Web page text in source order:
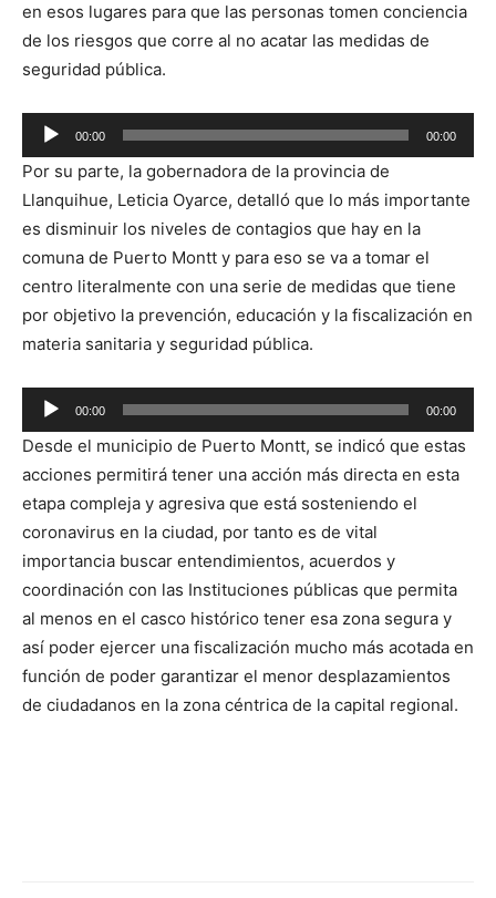
en esos lugares para que las personas tomen conciencia
de los riesgos que corre al no acatar las medidas de
seguridad pública.
Reproductor
de
audio
00:00 00:00
Por su parte, la gobernadora de la provincia de
Llanquihue, Leticia Oyarce, detalló que lo más importante
es disminuir los niveles de contagios que hay en la
comuna de Puerto Montt y para eso se va a tomar el
centro literalmente con una serie de medidas que tiene
por objetivo la prevención, educación y la fiscalización en
materia sanitaria y seguridad pública.
Reproductor
de
audio
00:00 00:00
Desde el municipio de Puerto Montt, se indicó que estas
acciones permitirá tener una acción más directa en esta
etapa compleja y agresiva que está sosteniendo el
coronavirus en la ciudad, por tanto es de vital
importancia buscar entendimientos, acuerdos y
coordinación con las Instituciones públicas que permita
al menos en el casco histórico tener esa zona segura y
así poder ejercer una fiscalización mucho más acotada en
función de poder garantizar el menor desplazamientos
de ciudadanos en la zona céntrica de la capital regional.